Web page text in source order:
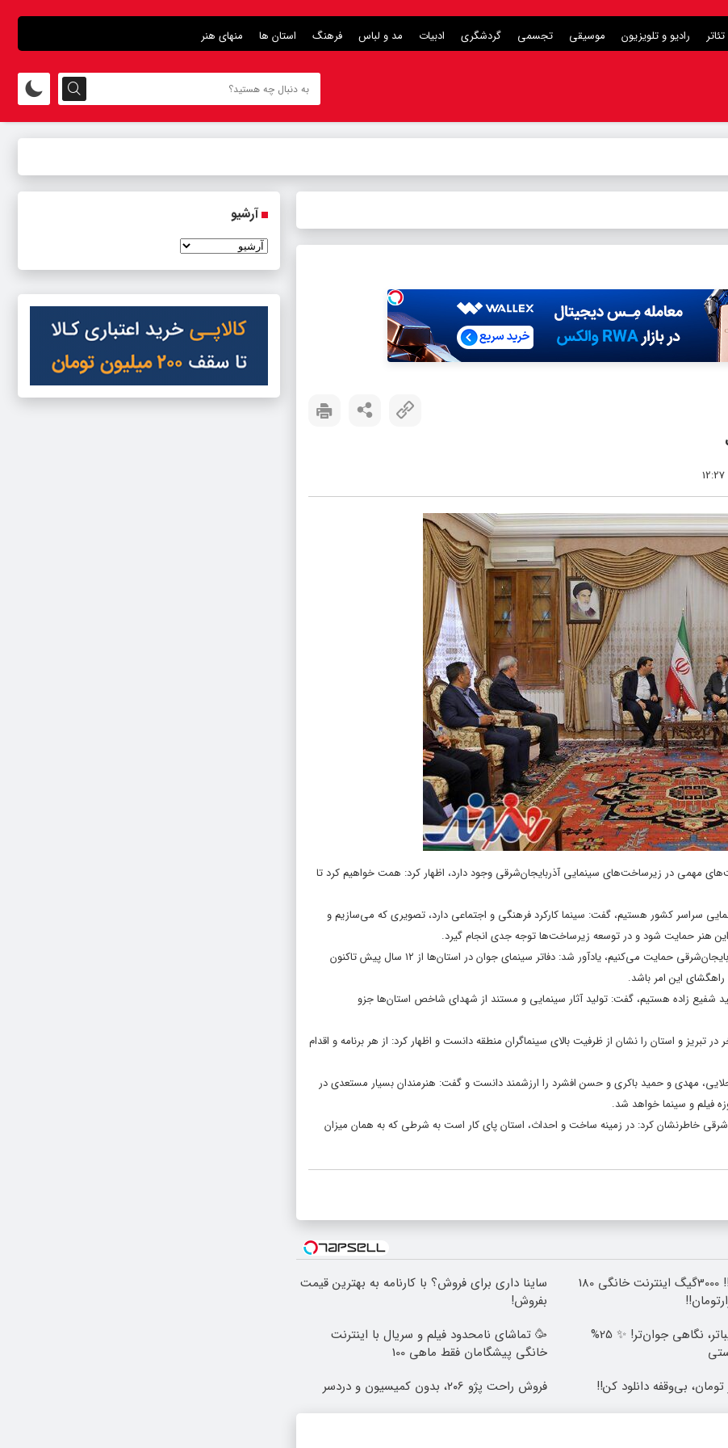
تئاتر رادیو و تلویزیون موسیقی تجسمی گردشگری ادبیات مد و لباس فرهنگ استان ها منهای هنر
مهمی در زیرساخت‌های سینمایی آذربایجان‌شرقی وجود دارد، اظهار کرد: همت خواهیم کرد تا
سراسر کشور هستیم، گفت: سینما کارکرد فرهنگی و اجتماعی دارد، تصویری که می‌سازیم و
این هنر حمایت شود و در توسعه زیرساخت‌ها توجه جدی انجام گیرد.
وی با بیان اینکه از راه‌اندازی جشنواره ملی فیلم با هدف گذاری مشخص در آذربایجان‌شرقی حمایت می‌کنیم، یادآور شد: دفاتر سینمای جوان در استان‌ها از ۱۲ سال پیش تاکنون
این امر باشد.
شفیع زاده هستیم، گفت: تولید آثار سینمایی و مستند از شهدای شاخص استان‌ها جزو
در تبریز و استان را نشان از ظرفیت بالای سینماگران منطقه دانست و اظهار کرد: از هر برنامه و اقدام
مهدی و حمید باکری و حسن افشرد را ارزشمند دانست و گفت: هنرمندان بسیار مستعدی در
فیلم و سینما خواهد شد.
خاطرنشان کرد: در زمینه ساخت و احداث، استان پای کار است به شرطی که به همان میزان
⏳فرصت محدود!! 3000گیگ اینترنت خانگی 180
ساینا داری برای فروش؟ با کارنامه به بهترین قیمت
بفروش!
🎯 چشم‌هایی زیباتر، نگاهی جوان‌تر! ✨ 25%
🥳 تماشای نامحدود فیلم و سریال با اینترنت
خانگی پیشگامان فقط ماهی 100
فروش راحت پژو ۲۰6، بدون کمیسیون و دردسر
آرشیو